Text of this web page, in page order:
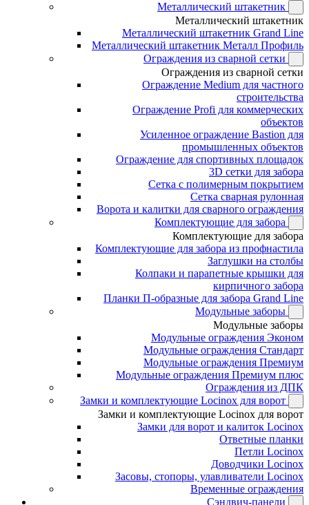
Металлический штакетник
Металлический штакетник
Металлический штакетник Grand Line
Металлический штакетник Металл Профиль
Ограждения из сварной сетки
Ограждения из сварной сетки
Ограждение Medium для частного
строительства
Ограждение Profi для коммерческих
объектов
Усиленное ограждение Bastion для
промышленных объектов
Ограждение для спортивных площадок
3D сетки для забора
Сетка с полимерным покрытием
Сетка сварная рулонная
Ворота и калитки для сварного ограждения
Комплектующие для забора
Комплектующие для забора
Комплектующие для забора из профнастила
Заглушки на столбы
Колпаки и парапетные крышки для
кирпичного забора
Планки П-образные для забора Grand Line
Модульные заборы
Модульные заборы
Модульные ограждения Эконом
Модульные ограждения Стандарт
Модульные ограждения Премиум
Модульные ограждения Премиум плюс
Ограждения из ДПК
Замки и комплектующие Locinox для ворот
Замки и комплектующие Locinox для ворот
Замки для ворот и калиток Locinox
Ответные планки
Петли Locinox
Доводчики Locinox
Засовы, стопоры, улавливатели Locinox
Временные ограждения
Сэндвич-панели